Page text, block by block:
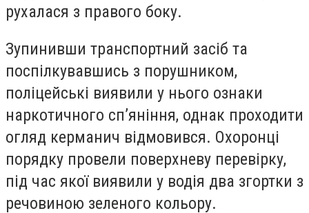
рухалася з правого боку.
Зупинивши транспортний засіб та
поспілкувавшись з порушником,
поліцейські виявили у нього ознаки
наркотичного сп’яніння, однак проходити
огляд керманич відмовився. Охоронці
порядку провели поверхневу перевірку,
під час якої виявили у водія два згортки з
речовиною зеленого кольору.